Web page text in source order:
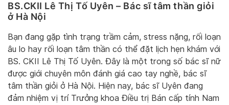
BS.CKII Lê Thị Tố Uyên – Bác sĩ tâm thần giỏi
ở Hà Nội
Bạn đang gặp tình trạng trầm cảm, stress nặng, rối loạn
âu lo hay rối loạn tâm thần có thể đặt lịch hẹn khám với
BS. CKII Lê Thị Tố Uyên. Đây là một trong số bác sĩ nữ
được giới chuyên môn đánh giá cao tay nghề, bác sĩ
tâm thần giỏi ở Hà Nội. Hiện nay, bác sĩ Uyên đang
đảm nhiệm vị trí Trưởng khoa Điều trị Bán cấp tính Nam